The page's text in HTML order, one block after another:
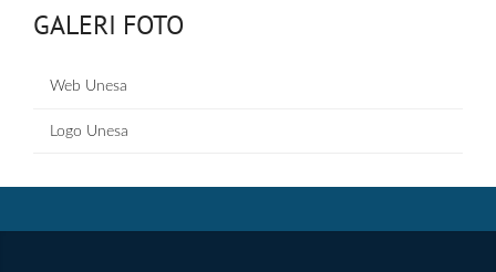
GALERI FOTO
Web Unesa
Logo Unesa